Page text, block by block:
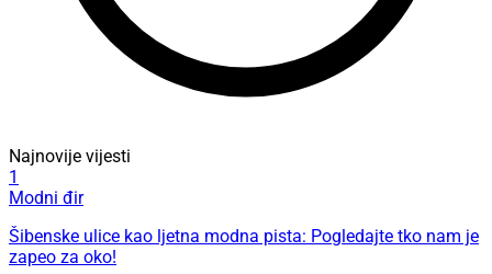
Najnovije vijesti
1
Modni đir
Šibenske ulice kao ljetna modna pista: Pogledajte tko nam je
zapeo za oko!